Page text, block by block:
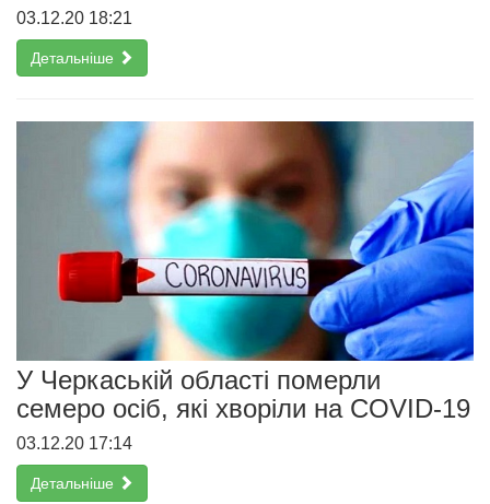
03.12.20 18:21
Детальніше
У Черкаській області померли
семеро осіб, які хворіли на COVID-19
03.12.20 17:14
Детальніше